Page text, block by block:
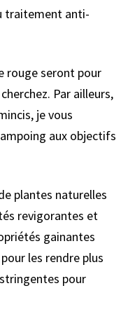
traitement anti-
rouge seront pour
Par ailleurs,
je vous
aux objectifs
plantes naturelles
revigorantes et
gainantes
les rendre plus
pour